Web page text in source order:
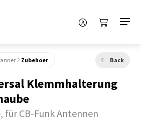
Zubehoer Back
Klemmhalterung
CB-Funk Antennen